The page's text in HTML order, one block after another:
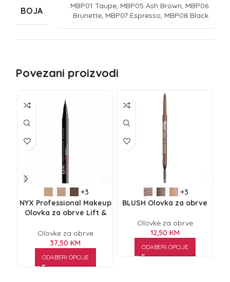
BOJA
MBP01 Taupe, MBP05 Ash Brown, MBP06
Brunette, MBP07 Espresso, MBP08 Black
Povezani proizvodi
+3
NYX Professional Makeup
Olovka za obrve Lift &
Olovke za obrve
37,50 KM
ODABERI OPCIJE
+3
BLUSH Olovka za obrve
Olovke za obrve
12,50 KM
ODABERI OPCIJE